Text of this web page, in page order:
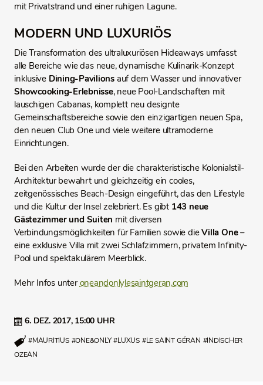
6. DEZ. 2017, 15:00 UHR
#MAURITIUS #ONE&ONLY #LUXUS #LE SAINT GÉRAN #INDISCHER
OZEAN
mit Privatstrand und einer ruhigen Lagune.
MODERN UND LUXURIÖS
Die Transformation des ultraluxuriösen Hideaways umfasst
alle Bereiche wie das neue, dynamische Kulinarik-Konzept
inklusive Dining-Pavilionsauf dem Wasser und innovativer
Showcooking-Erlebnisse, neue Pool-Landschaften mit
lauschigen Cabanas, komplett neu designte
Gemeinschaftsbereiche sowie den einzigartigen neuen Spa,
den neuen Club One und viele weitere ultramoderne
Einrichtungen.
Bei den Arbeiten wurde der die charakteristische Kolonialstil-
Architektur bewahrt und gleichzeitig ein cooles,
zeitgenössisches Beach-Design eingeführt, das den Lifestyle
und die Kultur der Insel zelebriert. Es gibt 143 neue
Gästezimmer und Suiten mit diversen
Verbindungsmöglichkeiten für Familien sowie dieVilla One–
eine exklusive Villa mit zwei Schlafzimmern, privatem Infinity-
Pool und spektakulärem Meerblick.
Mehr Infos unteroneandonlylesaintgeran.com